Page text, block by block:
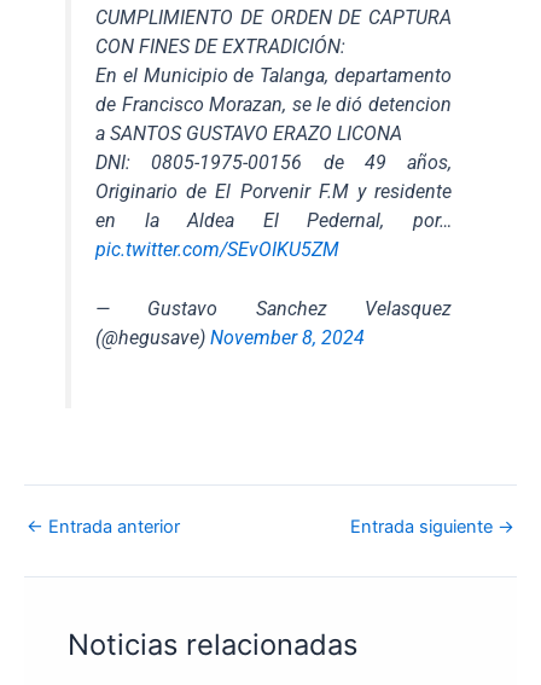
CUMPLIMIENTO DE ORDEN DE CAPTURA
CON FINES DE EXTRADICIÓN:
En el Municipio de Talanga, departamento
de Francisco Morazan, se le dió detencion
a SANTOS GUSTAVO ERAZO LICONA
DNI: 0805-1975-00156 de 49 años,
Originario de El Porvenir F.M y residente
en la Aldea El Pedernal, por…
pic.twitter.com/SEvOIKU5ZM
— Gustavo Sanchez Velasquez
(@hegusave)November 8, 2024
← Entrada anterior Entrada siguiente →
Noticias relacionadas